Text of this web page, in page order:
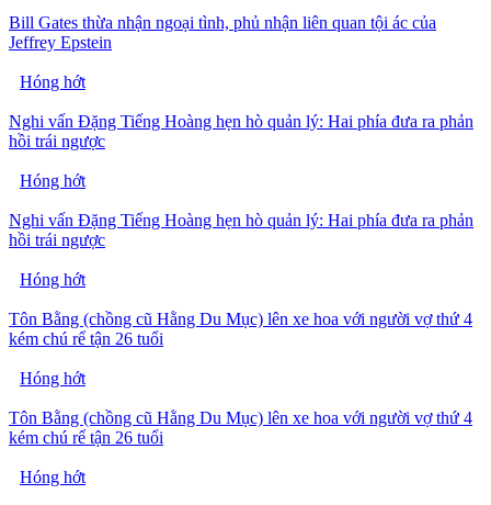
Bill Gates thừa nhận ngoại tình, phủ nhận liên quan tội ác của
Jeffrey Epstein
Hóng hớt
Nghi vấn Đặng Tiếng Hoàng hẹn hò quản lý: Hai phía đưa ra phản
hồi trái ngược
Hóng hớt
Nghi vấn Đặng Tiếng Hoàng hẹn hò quản lý: Hai phía đưa ra phản
hồi trái ngược
Hóng hớt
Tôn Bằng (chồng cũ Hằng Du Mục) lên xe hoa với người vợ thứ 4
kém chú rể tận 26 tuổi
Hóng hớt
Tôn Bằng (chồng cũ Hằng Du Mục) lên xe hoa với người vợ thứ 4
kém chú rể tận 26 tuổi
Hóng hớt